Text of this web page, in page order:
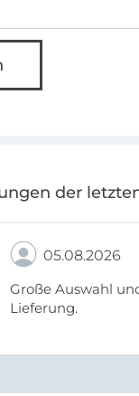
der
05.08.2026
Große Auswahl
Lieferung.